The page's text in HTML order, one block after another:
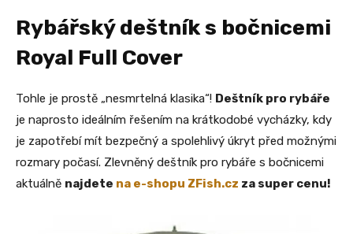
Rybářský deštník s bočnicemi
Royal Full Cover
Tohle je prostě „nesmrtelná klasika“! Deštník pro rybáře
je naprosto ideálním řešením na krátkodobé vycházky, kdy
je zapotřebí mít bezpečný a spolehlivý úkryt před možnými
rozmary počasí. Zlevněný deštník pro rybáře s bočnicemi
aktuálně najdete na e-shopu ZFish.cz za super cenu!